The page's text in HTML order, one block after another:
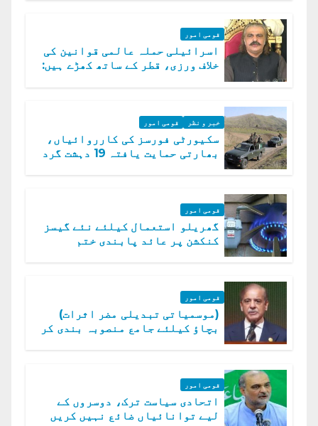
قومی امور
اسرائیلی حملہ عالمی قوانین کی
خلاف ورزی، قطر کے ساتھ کھڑے ہیں:
خبر و نظر قومی امور
سکیورٹی فورسز کی کارروائیاں،
بھارتی حمایت یافتہ 19 دہشت گرد
قومی امور
گھریلو استعمال کیلئے نئے گیسز
کنکشن پر عائد پابندی ختم
قومی امور
(موسمیاتی تبدیلی مضر اثرات)
بچاؤ کیلئے جامع منصوبہ بندی کر
قومی امور
اتحادی سیاست ترک، دوسروں کے
لیے توانائیاں ضائع نہیں کریں